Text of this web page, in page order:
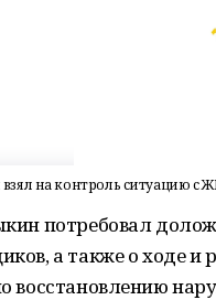
на контроль ситуацию с
потребовал
а также о ходе и
восстановлению